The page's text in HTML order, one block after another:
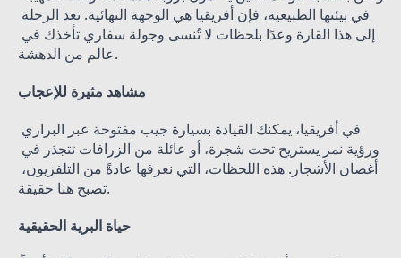
عالم من الدهشة.
مشاهد مثيرة للإعجاب
تصبح هنا حقيقة.
حياة البرية الحقيقية